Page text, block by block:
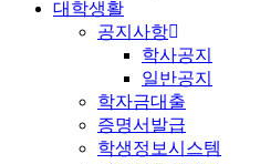
대학생활
공지사항
학사공지
일반공지
학자금대출
증명서발급
학생정보시스템